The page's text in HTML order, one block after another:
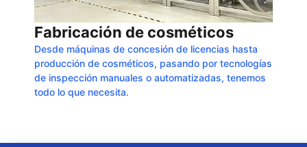
Fabricación de cosméticos
Desde máquinas de concesión de licencias hasta
producción de cosméticos, pasando por tecnologías
de inspección manuales o automatizadas, tenemos
todo lo que necesita.